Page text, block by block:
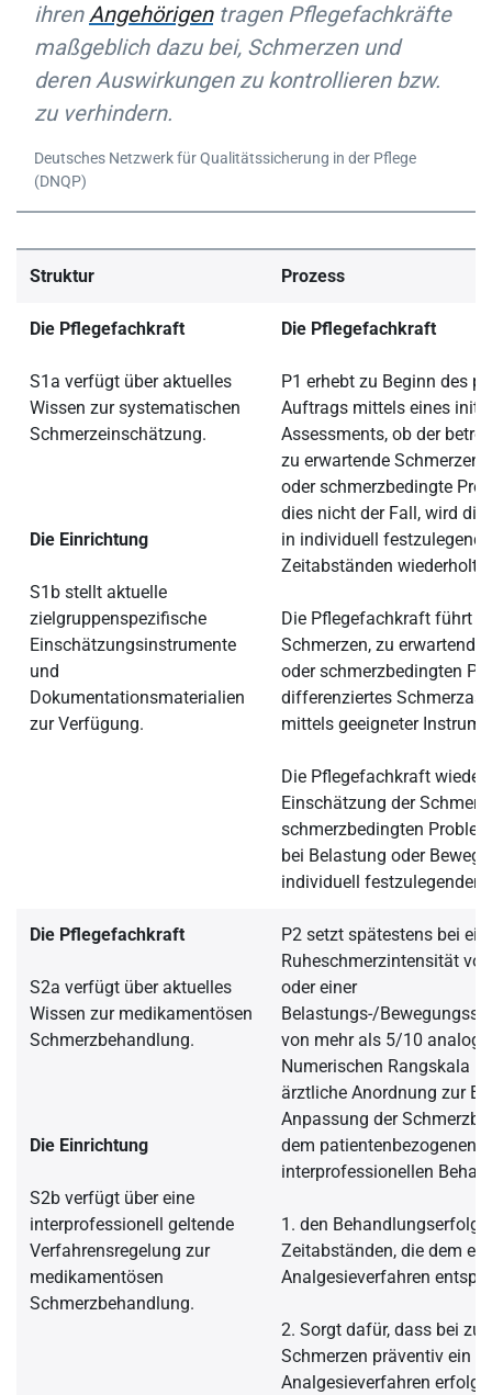
ihrenAngehörigentragen Pflegefachkräfte
maßgeblich dazu bei, Schmerzen und
deren Auswirkungen zu kontrollieren bzw.
zu verhindern.
Deutsches Netzwerk für Qualitätssicherung in der Pflege
(DNQP)
Struktur Prozess
Die Pflegefachkraft
S1a verfügt über aktuelles
Wissen zur systematischen
Schmerzeinschätzung.
Die Einrichtung
S1b stellt aktuelle
zielgruppenspezifische
Einschätzungsinstrumente
und
Dokumentationsmaterialien
zur Verfügung.
Die Pflegefachkraft
P1 erhebt zu Beginn des
Auftrags mittels eines
Assessments, ob der
zu erwartende Schmerzen,
oder schmerzbedingte
dies nicht der Fall, wird
in individuell
Zeitabständen wiederholt.
Die Pflegefachkraft führt
Schmerzen, zu
oder schmerzbedingten
differenziertes
mittels geeigneter
Die Pflegefachkraft
Einschätzung der
schmerzbedingten
bei Belastung oder
individuell festzulegenden
Die Pflegefachkraft
S2a verfügt über aktuelles
Wissen zur medikamentösen
Schmerzbehandlung.
Die Einrichtung
S2b verfügt über eine
interprofessionell geltende
Verfahrensregelung zur
medikamentösen
Schmerzbehandlung.
P2 setzt spätestens bei
Ruheschmerzintensität
oder einer
Belastungs-/
von mehr als 5/10 analog
Numerischen Rangskala
ärztliche Anordnung zur
Anpassung der
dem patientenbezogenen
interprofessionellen
1. den Behandlungserfolg
Zeitabständen, die dem
Analgesieverfahren
2. Sorgt dafür, dass bei zu
Schmerzen präventiv ein
Analgesieverfahren erfolgt.